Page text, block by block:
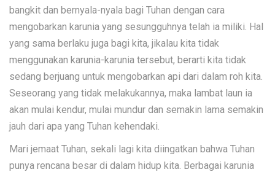
bangkit dan bernyala-nyala bagi Tuhan dengan cara
mengobarkan karunia yang sesungguhnya telah ia miliki. Hal
yang sama berlaku juga bagi kita, jikalau kita tidak
menggunakan karunia-karunia tersebut, berarti kita tidak
sedang berjuang untuk mengobarkan api dari dalam roh kita.
Seseorang yang tidak melakukannya, maka lambat laun ia
akan mulai kendur, mulai mundur dan semakin lama semakin
jauh dari apa yang Tuhan kehendaki.
Mari jemaat Tuhan, sekali lagi kita diingatkan bahwa Tuhan
punya rencana besar di dalam hidup kita. Berbagai karunia